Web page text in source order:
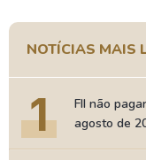
NOTÍCIAS MAIS
1
FII não
agosto de